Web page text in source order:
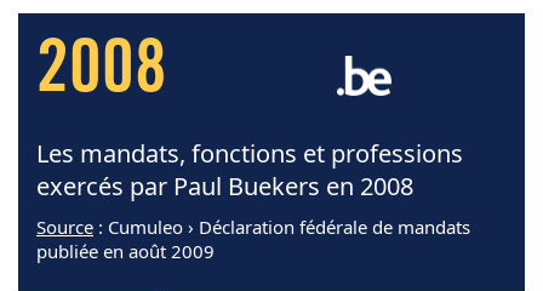
2008
Les mandats, fonctions et professions
exercés par Paul Buekers en 2008
Source : Cumuleo › Déclaration fédérale de mandats
publiée en août 2009